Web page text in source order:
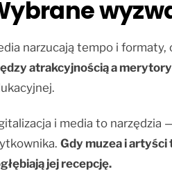
narzucają tempo i formaty,
atrakcyjnością a
i media to narzędzia
Gdy muzea i artyści
jej recepcję.